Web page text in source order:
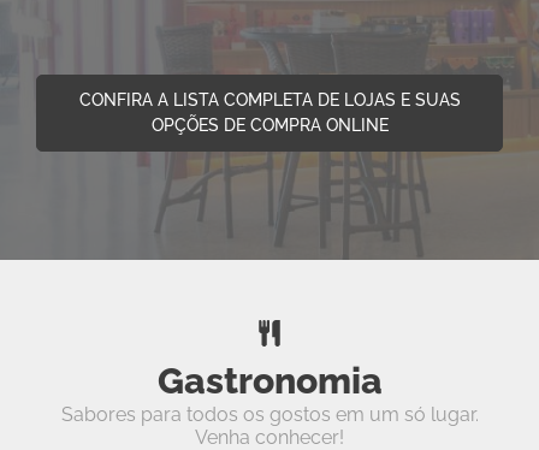
CONFIRA A LISTA COMPLETA DE LOJAS E SUAS
OPÇÕES DE COMPRA ONLINE
Gastronomia
Sabores para todos os gostos em um só lugar.
Venha conhecer!